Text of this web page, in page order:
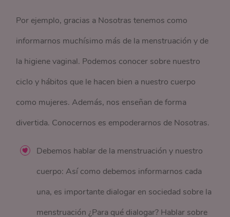
Por ejemplo, gracias a Nosotras tenemos como
informarnos muchísimo más de la menstruación y de
la higiene vaginal. Podemos conocer sobre nuestro
ciclo y hábitos que le hacen bien a nuestro cuerpo
como mujeres. Además, nos enseñan de forma
divertida. Conocernos es empoderarnos de Nosotras.
Debemos hablar de la menstruación y nuestro
cuerpo: Así como debemos informarnos cada
una, es importante dialogar en sociedad sobre la
menstruación ¿Para qué dialogar? Hablar sobre